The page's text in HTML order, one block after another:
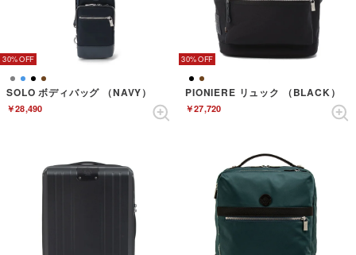
30%
SOLO ボディバッグ （NAVY）
￥28,490
30%
PIONIERE リュック （BLACK）
￥27,720